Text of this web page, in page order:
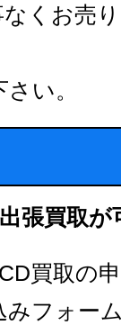
くお売
い。
張買取が
買取の
フォー